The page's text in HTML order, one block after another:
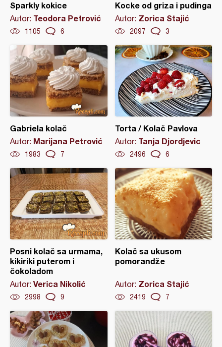
Sparkly kokice
Autor: Teodora Petrović
1105 6
Kocke od griza i pudinga
Autor: Zorica Stajić
2097 3
Gabriela kolač
Autor: Marijana Petrović
1983 7
Torta / Kolač Pavlova
Autor: Tanja Djordjevic
2496 6
Posni kolač sa urmama,
kikiriki puterom i
čokoladom
Autor: Verica Nikolić
2998 9
Kolač sa ukusom
pomorandže
Autor: Zorica Stajić
2419 7